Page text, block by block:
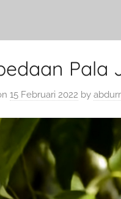
Pala
15 Februari 2022 by